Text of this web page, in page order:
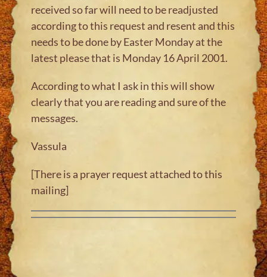
received so far will need to be readjusted
according to this request and resent and this
needs to be done by Easter Monday at the
latest please that is Monday 16 April 2001.
According to what I ask in this will show
clearly that you are reading and sure of the
messages.
Vassula
[There is a prayer request attached to this
mailing]